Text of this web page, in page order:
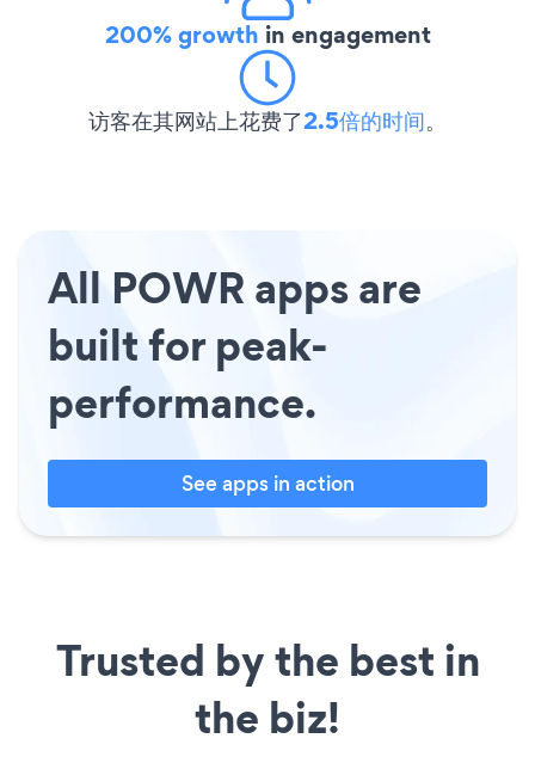
200% growth in engagement
访客在其网站上花费了2.5倍的时间。
All POWR apps are
built for peak-
performance.
See apps in action
Trusted by the best in
the biz!